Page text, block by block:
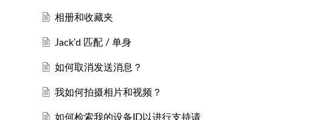
相册和收藏夹
Jack'd 匹配 / 单身
如何取消发送消息？
我如何拍摄相片和视频？
如何检索我的设备ID以进行支持请